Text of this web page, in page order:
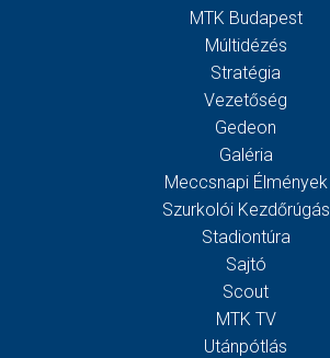
MTK Budapest
Múltidézés
Stratégia
Vezetőség
Gedeon
Galéria
Meccsnapi Élmények
Szurkolói Kezdőrúgás
Stadiontúra
Sajtó
Scout
MTK TV
Utánpótlás